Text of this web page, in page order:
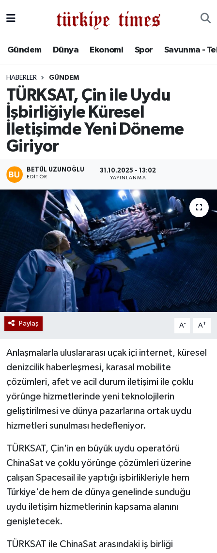
Gündem Dünya Ekonomi Spor Savunma -
HABERLER GÜNDEM
TÜRKSAT, Çin ile Uydu
İşbirliğiyle Küresel
İletişimde Yeni Döneme
Giriyor
BETÜL UZUNOĞLU
EDITÖR
31.10.2025 - 13:02
YAYINLANMA
Paylaş A- A+
Anlaşmalarla uluslararası uçak içi internet, küresel
denizcilik haberleşmesi, karasal mobilite
çözümleri, afet ve acil durum iletişimi ile çoklu
yörünge hizmetlerinde yeni teknolojilerin
geliştirilmesi ve dünya pazarlarına ortak uydu
hizmetleri sunulması hedefleniyor.
TÜRKSAT, Çin'in en büyük uydu operatörü
ChinaSat ve çoklu yörünge çözümleri üzerine
çalışan Spacesail ile yaptığı işbirlikleriyle hem
Türkiye'de hem de dünya genelinde sunduğu
uydu iletişim hizmetlerinin kapsama alanını
genişletecek.
TÜRKSAT ile ChinaSat arasındaki iş birliği
Spor
Savunma - Teknoloji
Süper Lig Puan Durumu ve Fikstür
Tüm Manşetler
Son Dakika Haberleri